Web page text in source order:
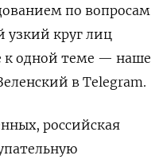
по вопросам
узкий круг лиц
к одной теме — наше
в Telegram.
российская